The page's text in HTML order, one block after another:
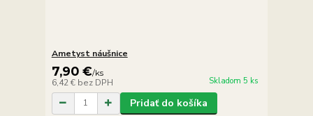
Ametyst náušnice
7,90 €/ks
6,42 € bez DPH Skladom 5 ks
Pridať do košíka